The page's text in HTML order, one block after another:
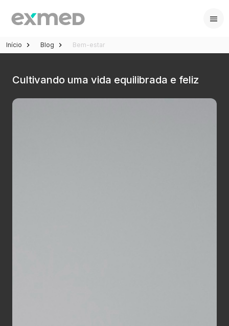
Início Blog Bem-estar
Cultivando uma vida equilibrada e feliz